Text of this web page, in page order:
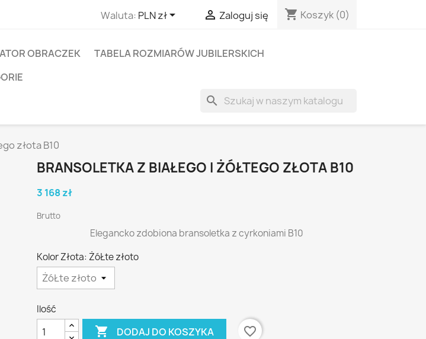
Waluta: PLN zł  Zaloguj się shopping_cart Koszyk (0)
OBRACZEK
TABELA ROZMIARÓW JUBILERSKICH
search
złota B10
BRANSOLETKA Z BIAŁEGO I ŻÓŁTEGO ZŁOTA B10
3 168 zł
Brutto
Elegancko zdobiona bransoletka z cyrkoniami B10
Kolor Złota: ŻóŁte złoto
Ilość
 DODAJ DO KOSZYKA
favorite_border